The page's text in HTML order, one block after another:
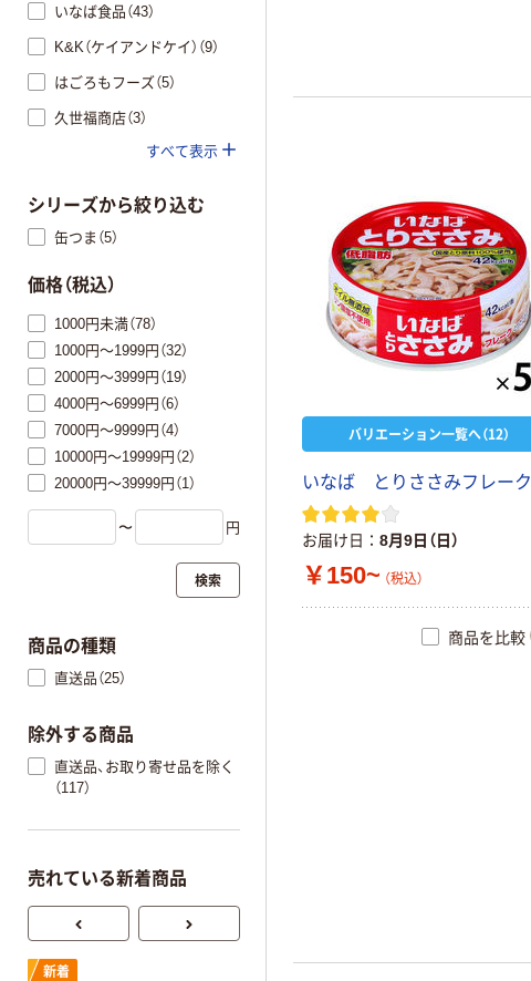
バリエーション一覧へ（12）
いなば とりささみフレーク
お届け日 8月9日（日）
￥150~ （税込）
商品を比較
いなば食品（43）
K&K（ケイアンドケイ）（9）
はごろもフーズ（5）
久世福商店（3）
すべて表示
シリーズから絞り込む
缶つま（5）
価格（税込）
1000円未満（78）
1000円～1999円（32）
2000円～3999円（19）
4000円～6999円（6）
7000円～9999円（4）
10000円～19999円（2）
20000円～39999円（1）
〜 円
検索
商品の種類
直送品（25）
除外する商品
直送品、お取り寄せ品を除く
（117）
売れている新着商品
新着